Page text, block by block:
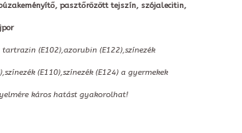
pasztőrözött tejszín, szójalecitin,
(E102),azorubin (E122),színezék
(E110),színezék (E124) a gyermekek
káros hatást gyakorolhat!